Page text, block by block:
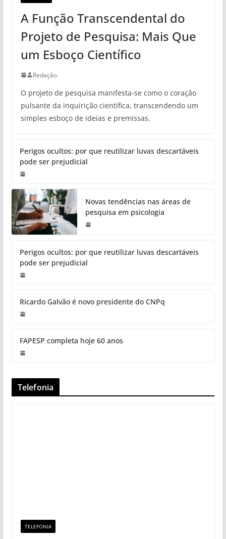
A Função Transcendental do
Projeto de Pesquisa: Mais Que
um Esboço Científico
Redação
O projeto de pesquisa manifesta-se como o coração
pulsante da inquirição científica, transcendendo um
simples esboço de ideias e premissas.
Perigos ocultos: por que reutilizar luvas descartáveis
pode ser prejudicial
Novas tendências nas áreas de
pesquisa em psicologia
Perigos ocultos: por que reutilizar luvas descartáveis
pode ser prejudicial
Ricardo Galvão é novo presidente do CNPq
FAPESP completa hoje 60 anos
Telefonia
TELEFONIA